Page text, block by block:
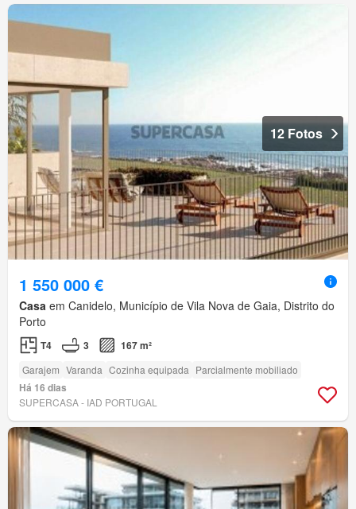
12 Fotos
1 550 000 €
Casa em Canidelo, Município de Vila Nova de Gaia, Distrito do
Porto
T4 3 167 m²
Garajem Varanda Cozinha equipada Parcialmente mobiliado
Há 16 dias
SUPERCASA - IAD PORTUGAL